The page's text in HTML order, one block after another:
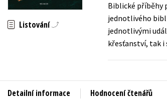
Beletrie pro děti
Jazyky
Kalendáře
Kariéra a
Listování
Biblické příběhy
jednotlivého
jednotlivými
křesťanství, tak i
Detailní informace Hodnocení čtenářů